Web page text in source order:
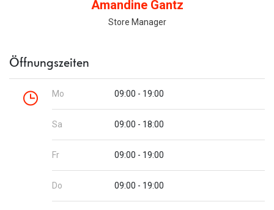
Amandine Gantz
Store Manager
Öffnungszeiten
Mo 09:00 - 19:00
Sa 09:00 - 18:00
Fr 09:00 - 19:00
Do 09:00 - 19:00